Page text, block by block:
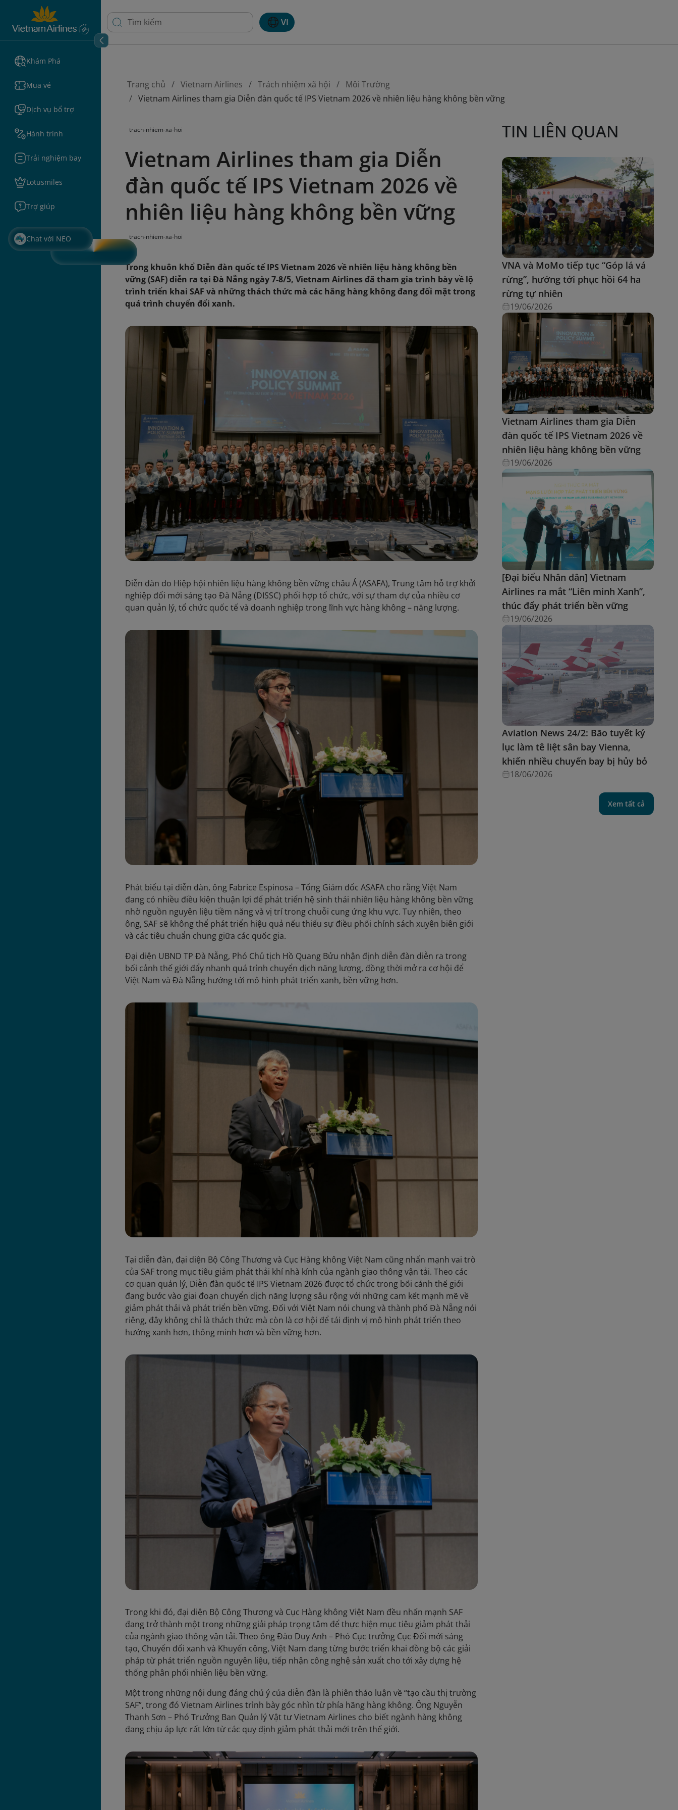
Khám Phá
Mua vé
Dịch vụ bổ trợ
Hành trình
Trải nghiệm bay
Lotusmiles
Trợ giúp
Chat với NEO
VI
Trang chủ Vietnam Airlines Trách nhiệm xã hội
Môi Trường
Vietnam Airlines tham gia Diễn đàn quốc tế IPS Vietnam 2026 về nhiên liệu hàng không bền vững
trach-nhiem-xa-hoi
Vietnam Airlines tham gia Diễn
đàn quốc tế IPS Vietnam 2026 về
nhiên liệu hàng không bền vững
trach-nhiem-xa-hoi
Trong khuôn khổ Diễn đàn quốc tế IPS Vietnam 2026 về nhiên liệu hàng không bền
vững (SAF) diễn ra tại Đà Nẵng ngày 7-8/5, Vietnam Airlines đã tham gia trình bày về lộ
trình triển khai SAF và những thách thức mà các hãng hàng không đang đối mặt trong
quá trình chuyển đổi xanh.
Diễn đàn do Hiệp hội nhiên liệu hàng không bền vững châu Á (ASAFA), Trung tâm hỗ trợ khởi
nghiệp đổi mới sáng tạo Đà Nẵng (DISSC) phối hợp tổ chức, với sự tham dự của nhiều cơ
quan quản lý, tổ chức quốc tế và doanh nghiệp trong lĩnh vực hàng không – năng lượng.
Phát biểu tại diễn đàn, ông Fabrice Espinosa – Tổng Giám đốc ASAFA cho rằng Việt Nam
đang có nhiều điều kiện thuận lợi để phát triển hệ sinh thái nhiên liệu hàng không bền vững
nhờ nguồn nguyên liệu tiềm năng và vị trí trong chuỗi cung ứng khu vực. Tuy nhiên, theo
ông, SAF sẽ không thể phát triển hiệu quả nếu thiếu sự điều phối chính sách xuyên biên giới
và các tiêu chuẩn chung giữa các quốc gia.
Đại diện UBND TP Đà Nẵng, Phó Chủ tịch Hồ Quang Bửu nhận định diễn đàn diễn ra trong
bối cảnh thế giới đẩy nhanh quá trình chuyển dịch năng lượng, đồng thời mở ra cơ hội để
Việt Nam và Đà Nẵng hướng tới mô hình phát triển xanh, bền vững hơn.
Tại diễn đàn, đại diện Bộ Công Thương và Cục Hàng không Việt Nam cũng nhấn mạnh vai trò
của SAF trong mục tiêu giảm phát thải khí nhà kính của ngành giao thông vận tải. Theo các
cơ quan quản lý, Diễn đàn quốc tế IPS Vietnam 2026 được tổ chức trong bối cảnh thế giới
đang bước vào giai đoạn chuyển dịch năng lượng sâu rộng với những cam kết mạnh mẽ về
giảm phát thải và phát triển bền vững. Đối với Việt Nam nói chung và thành phố Đà Nẵng nói
riêng, đây không chỉ là thách thức mà còn là cơ hội để tái định vị mô hình phát triển theo
hướng xanh hơn, thông minh hơn và bền vững hơn.
Trong khi đó, đại diện Bộ Công Thương và Cục Hàng không Việt Nam đều nhấn mạnh SAF
đang trở thành một trong những giải pháp trọng tâm để thực hiện mục tiêu giảm phát thải
của ngành giao thông vận tải. Theo ông Đào Duy Anh – Phó Cục trưởng Cục Đổi mới sáng
tạo, Chuyển đổi xanh và Khuyến công, Việt Nam đang từng bước triển khai đồng bộ các giải
pháp từ phát triển nguồn nguyên liệu, tiếp nhận công nghệ sản xuất cho tới xây dựng hệ
thống phân phối nhiên liệu bền vững.
Một trong những nội dung đáng chú ý của diễn đàn là phiên thảo luận về “tạo cầu thị trường
SAF”, trong đó Vietnam Airlines trình bày góc nhìn từ phía hãng hàng không. Ông Nguyễn
Thanh Sơn – Phó Trưởng Ban Quản lý Vật tư Vietnam Airlines cho biết ngành hàng không
đang chịu áp lực rất lớn từ các quy định giảm phát thải mới trên thế giới.
TIN LIÊN QUAN
VNA và MoMo tiếp tục “Góp lá vá
rừng”, hướng tới phục hồi 64 ha
rừng tự nhiên
19/06/2026
Vietnam Airlines tham gia Diễn
đàn quốc tế IPS Vietnam 2026 về
nhiên liệu hàng không bền vững
19/06/2026
[Đại biểu Nhân dân] Vietnam
Airlines ra mắt “Liên minh Xanh”,
thúc đẩy phát triển bền vững
19/06/2026
Aviation News 24/2: Bão tuyết kỷ
lục làm tê liệt sân bay Vienna,
khiến nhiều chuyến bay bị hủy bỏ
18/06/2026
Xem tất cả